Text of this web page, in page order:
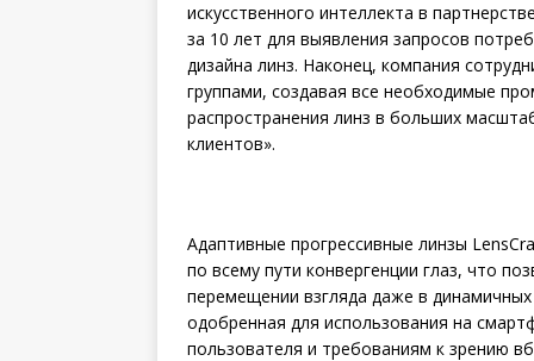
искусственного интеллекта в
за 10 лет для выявления запросов
дизайна линз. Наконец, компания
группами, создавая все необходимые
распространения линз в больших
клиентов».
Адаптивные прогрессивные линзы
по всему пути конвергенции глаз, что
перемещении взгляда даже в
одобренная для использования на
пользователя и требованиям к зрению